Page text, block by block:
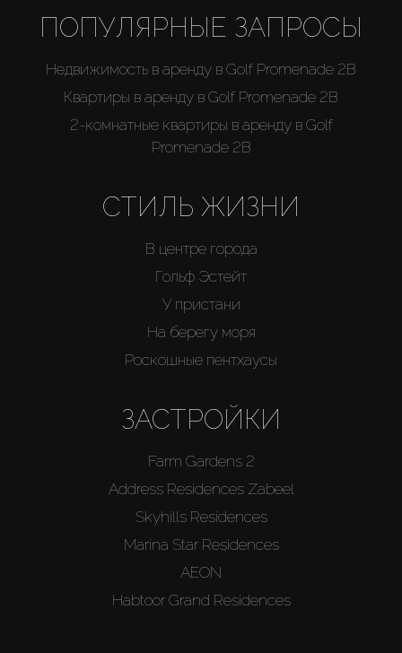
ПОПУЛЯРНЫЕ ЗАПРОСЫ
Недвижимость в аренду в Golf Promenade 2B
Квартиры в аренду в Golf Promenade 2B
2-комнатные квартиры в аренду в Golf
Promenade 2B
СТИЛЬ ЖИЗНИ
В центре города
Гольф Эстейт
У пристани
На берегу моря
Роскошные пентхаусы
ЗАСТРОЙКИ
Farm Gardens 2
Address Residences Zabeel
Skyhills Residences
Marina Star Residences
AEON
Habtoor Grand Residences